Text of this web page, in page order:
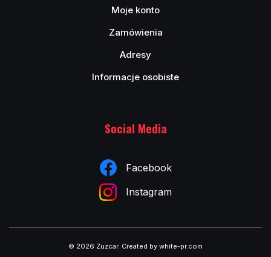
Moje konto
Zamówienia
Adresy
Informacje osobiste
Social Media
Facebook
Instagram
© 2026 Zuzcar. Created by white-pr.com